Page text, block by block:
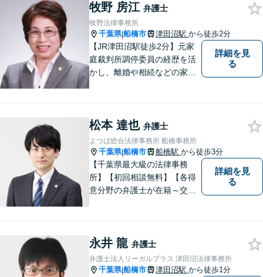
市の牧野法律事務所へお気軽
にご相談下さい。
牧野 房江 弁護士
牧野法律事務所
千葉県|船橋市 津田沼駅 から徒歩2分
【JR津田沼駅徒歩2分】元家
庭裁判所調停委員の経歴を活
かし、離婚や相続などの家事
詳細を見
る
松本 達也 弁護士
よつば総合法律事務所 船橋事務所
千葉県|船橋市 船橋駅 から徒歩3分
【千葉県最大級の法律事務
所】【初回相談無料】【各得
意分野の弁護士が在籍～交通
詳細を見
る
永井 龍 弁護士
弁護士法人リーガルプラス 津田沼法律事務所
千葉県|船橋市 津田沼駅 から徒歩1分